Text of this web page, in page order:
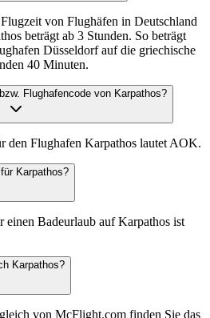
von Flughäfen in Deutschland
beträgt ab 3 Stunden. So beträgt
Düsseldorf auf die griechische
40 Minuten.
Flughafencode von Karpathos?
den Flughafen Karpathos lautet AOK.
Karpathos?
einen Badeurlaub auf Karpathos ist
Karpathos?
von McFlight.com finden Sie das